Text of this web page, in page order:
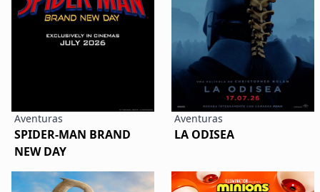
Aventuras
SPIDER-MAN BRAND
NEW DAY
Aventuras
LA ODISEA